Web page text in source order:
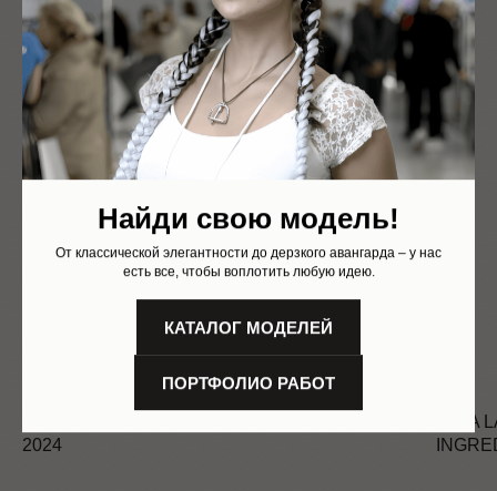
2024
ALFA
Найди свою модель!
От классической элегантности до дерзкого авангарда – у нас
есть все, чтобы воплотить любую идею.
КАТАЛОГ МОДЕЛЕЙ
ПОРТФОЛИО РАБОТ